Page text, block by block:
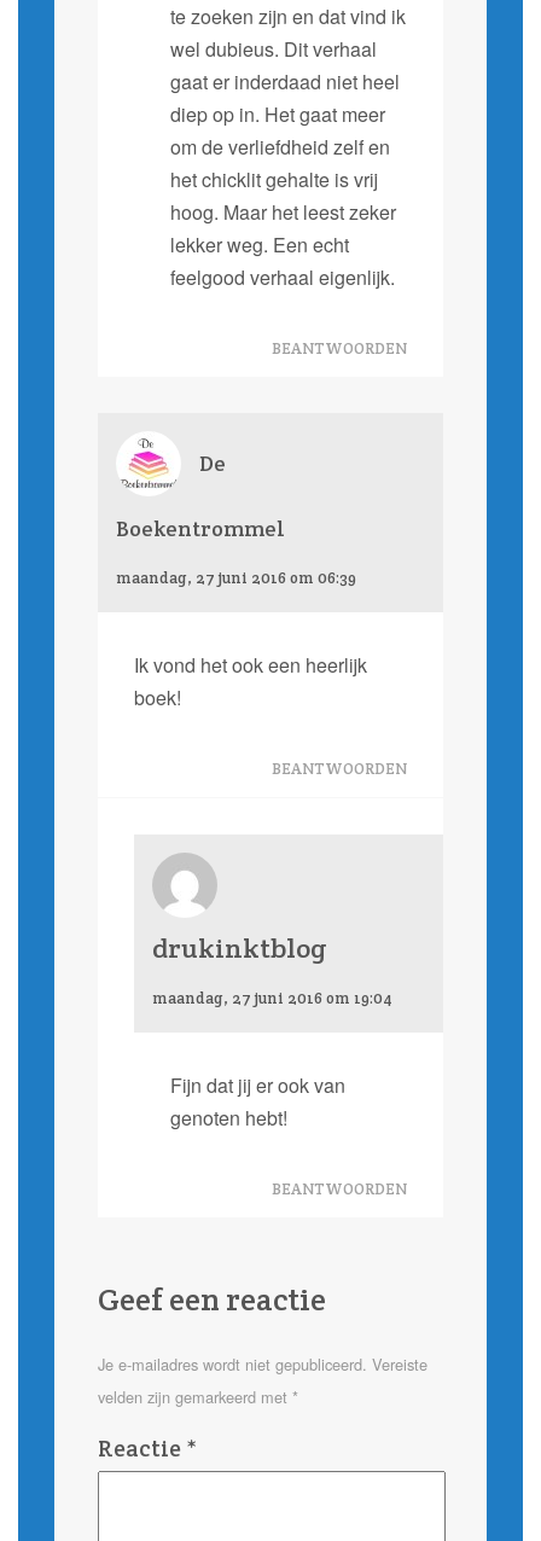
te zoeken zijn en dat vind ik
wel dubieus. Dit verhaal
gaat er inderdaad niet heel
diep op in. Het gaat meer
om de verliefdheid zelf en
het chicklit gehalte is vrij
hoog. Maar het leest zeker
lekker weg. Een echt
feelgood verhaal eigenlijk.
BEANTWOORDEN
De
Boekentrommel
maandag, 27 juni 2016 om 06:39
Ik vond het ook een heerlijk
boek!
BEANTWOORDEN
drukinktblog
maandag, 27 juni 2016 om 19:04
Fijn dat jij er ook van
genoten hebt!
BEANTWOORDEN
Geef een reactie
Je e-mailadres wordt niet gepubliceerd. Vereiste
velden zijn gemarkeerd met *
Reactie *